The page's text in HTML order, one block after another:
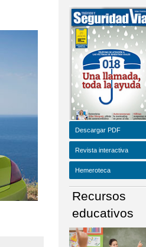
Descargar PDF
Revista interactiva
Hemeroteca
Recursos
educativos